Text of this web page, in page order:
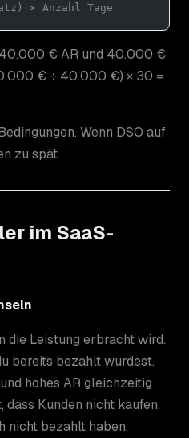
× Anzahl Tage
€ AR und 40.000 €
€ ÷ 40.000 €) × 30 =
Wenn DSO auf
zu spät.
im SaaS-
die Leistung erbracht wird.
bereits bezahlt wurdest.
hohes AR gleichzeitig
dass Kunden nicht kaufen.
nicht bezahlt haben.